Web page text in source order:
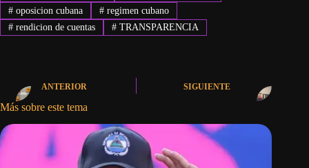
#oposicion cubana #regimen cubano
#rendicion de cuentas #TRANSPARENCIA
ANTERIOR SIGUIENTE
Más sobre este tema